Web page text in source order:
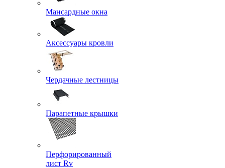
Мансардные окна
Аксессуары кровли
Чердачные лестницы
Парапетные крышки
Перфорированный
лист Rv